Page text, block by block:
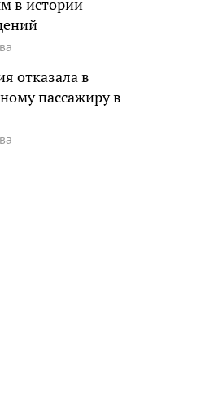
в истории
отказала в
пассажиру в